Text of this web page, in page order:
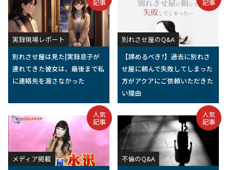
実録現場レポート
別れさせ屋は見た|実録息子が
連れてきた彼女は、最後まで私
に連絡先を渡さなかった
記事
別れさせ屋のQ&A
【諦めるべき?】過去に別れさ
せ屋に頼んで失敗してしまった
方がアクアにご依頼いただきた
い理由
記事
メディア掲載
人気
記事
不倫のQ&A
人気
記事